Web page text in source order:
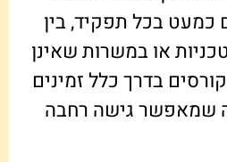
כמעט בכל תפקיד, בין
או במשרות שאינן
בדרך כלל זמינים
שמאפשר גישה רחבה